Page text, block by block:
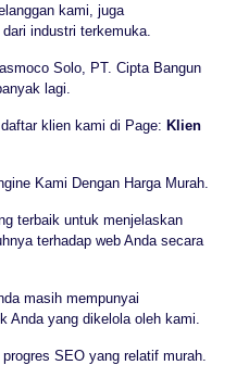
kami, juga
industri terkemuka.
Solo, PT. Cipta Bangun
lagi.
klien kami di Page: Klien
Kami Dengan Harga Murah.
terbaik untuk menjelaskan
terhadap web Anda secara
masih mempunyai
Anda yang dikelola oleh kami.
SEO yang relatif murah.